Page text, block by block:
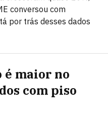
conversou com
por trás desses dados
é maior no
com piso